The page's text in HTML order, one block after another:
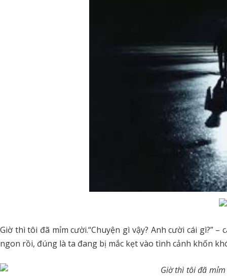
Giờ thì tôi đã mỉm cười.“Chuyện gì vậy? Anh cười cái gì?”
ngon rồi, đúng là ta đang bị mắc kẹt vào tình cảnh khốn
Giờ thì tôi đã mỉm